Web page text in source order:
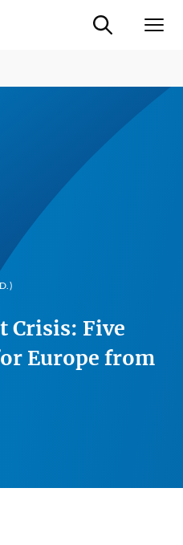
Suche ein-/
Crisis: Five
Europe from